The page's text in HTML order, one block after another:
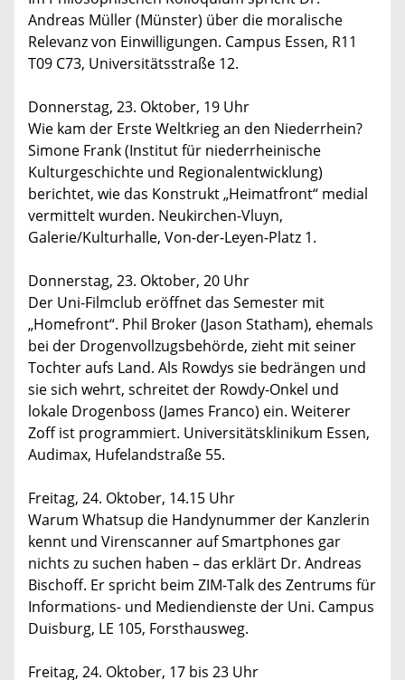
Andreas Müller (Münster) über die moralische
Relevanz von Einwilligungen. Campus Essen, R11
T09 C73, Universitätsstraße 12.
Donnerstag, 23. Oktober, 19 Uhr
Wie kam der Erste Weltkrieg an den Niederrhein?
Simone Frank (Institut für niederrheinische
Kulturgeschichte und Regionalentwicklung)
berichtet, wie das Konstrukt „Heimatfront“ medial
vermittelt wurden. Neukirchen-Vluyn,
Galerie/Kulturhalle, Von-der-Leyen-Platz 1.
Donnerstag, 23. Oktober, 20 Uhr
Der Uni-Filmclub eröffnet das Semester mit
„Homefront“. Phil Broker (Jason Statham), ehemals
bei der Drogenvollzugsbehörde, zieht mit seiner
Tochter aufs Land. Als Rowdys sie bedrängen und
sie sich wehrt, schreitet der Rowdy-Onkel und
lokale Drogenboss (James Franco) ein. Weiterer
Zoff ist programmiert. Universitätsklinikum Essen,
Audimax, Hufelandstraße 55.
Freitag, 24. Oktober, 14.15 Uhr
Warum Whatsup die Handynummer der Kanzlerin
kennt und Virenscanner auf Smartphones gar
nichts zu suchen haben – das erklärt Dr. Andreas
Bischoff. Er spricht beim ZIM-Talk des Zentrums für
Informations- und Mediendienste der Uni. Campus
Duisburg, LE 105, Forsthausweg.
Freitag, 24. Oktober, 17 bis 23 Uhr